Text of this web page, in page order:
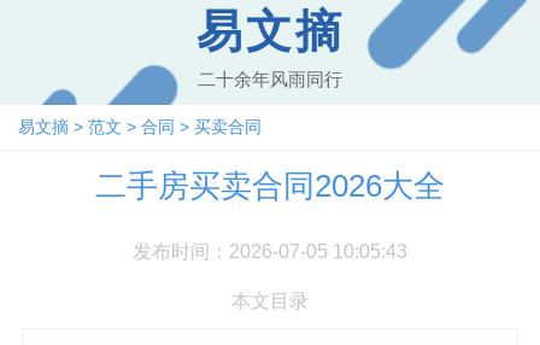
易文摘
二十余年风雨同行
易文摘 > 范文 > 合同 > 买卖合同
二手房买卖合同2026大全
发布时间：2026-07-05 10:05:43
本文目录